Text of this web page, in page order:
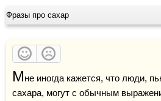
Фразы про сахар
Мне иногда кажется, что люди,
сахара, могут с обычным